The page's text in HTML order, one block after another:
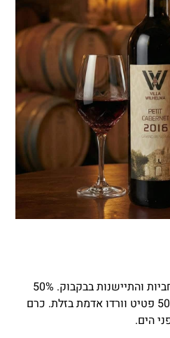
יין אדום יבש , 61 חודשים בחביות והתיישנות בבקבוק. 50%
קברנה סובניון אדמת בזלת 50% פטיט וורדו אדמת בזלת. כרם